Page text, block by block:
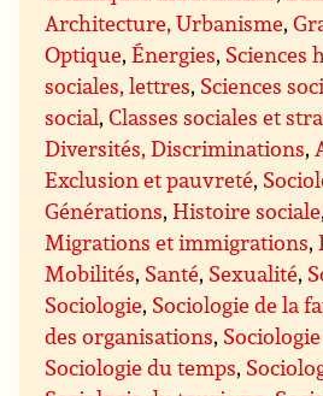
Architecture, Urbanisme,
Optique,Énergies, Sciences
sociales, lettres, Sciences
social,Classes sociales et
Diversités, Discriminations,
Exclusion et pauvreté,
Générations,Histoire sociale,
Migrations et immigrations,
Mobilités, Santé, Sexualité,
Sociologie, Sociologie de la
des organisations,
Sociologie du temps,